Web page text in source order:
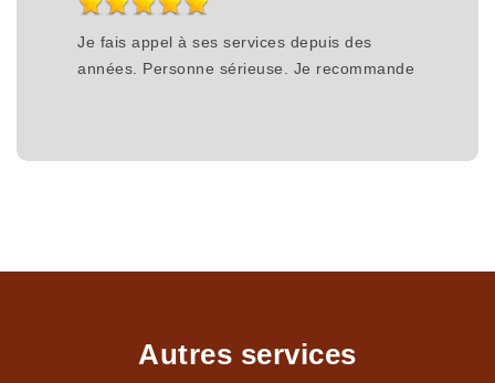
Je fais appel à ses services depuis des
années. Personne sérieuse. Je recommande
Autres services